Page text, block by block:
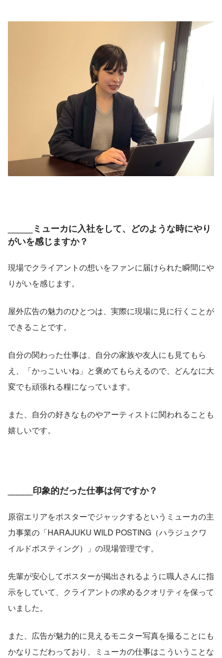
_____ミューカに入社をして、どのような時にやり
がいを感じますか？
現場でクライアントの想いをファンに届けられた瞬間にや
りがいを感じます。
屋外広告の魅力のひとつは、実際に現場に見に行くことが
できることです。
自分の関わった仕事は、自分の家族や友人にも見てもら
え、「かっこいいね」と褒めてもらえるので、どんなに大
変でも頑張れる糧になっています。
また、自分の好きなものやアーティストに関われることも
嬉しいです。
_____印象的だった仕事は何ですか？
原宿エリアをポスターでジャックするというミューカの主
力事業の「HARAJUKU WILD POSTING（ハラジュクワ
イルドポスティング）」の現場管理です。
先輩が安心してポスターが掲出されるように職人さんに指
示をしていて、クライアントの求めるクオリティを保って
いました。
また、広告が魅力的に見えるモニター写真を撮ることにも
かなりこだわっており、ミューカの仕事はこういうことな